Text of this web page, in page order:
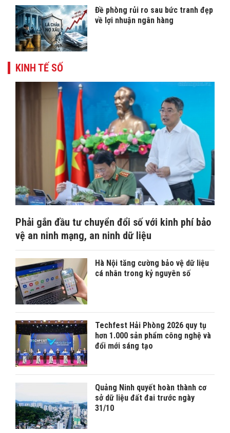
Đề phòng rủi ro sau bức tranh đẹp
về lợi nhuận ngân hàng
KINH TẾ SỐ
Phải gắn đầu tư chuyển đổi số với kinh phí bảo
vệ an ninh mạng, an ninh dữ liệu
Hà Nội tăng cường bảo vệ dữ liệu
cá nhân trong kỷ nguyên số
Techfest Hải Phòng 2026 quy tụ
hơn 1.000 sản phẩm công nghệ và
đổi mới sáng tạo
Quảng Ninh quyết hoàn thành cơ
sở dữ liệu đất đai trước ngày
31/10